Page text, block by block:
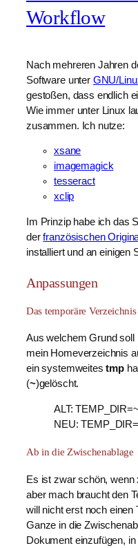
Workflow
Nach mehreren Jahren
Software unter GNU/
gestoßen, dass endlich
Wie immer unter Linux
zusammen. Ich nutze:
xsane
imagemagick
tesseract
xclip
Im Prinzip habe ich das
derfranzösischen
installiert und an einigen
Anpassungen
Das temporäre Verzeichnis
Aus welchem Grund soll
mein Homeverzeichnis
ein systemweitestmp
(~)gelöscht.
ALT:
NEU:
Ab in die Zwischenablage
Es ist zwar schön, wenn
aber mach braucht den
will nicht erst noch einen
Ganze in die
Dokument einzufügen,